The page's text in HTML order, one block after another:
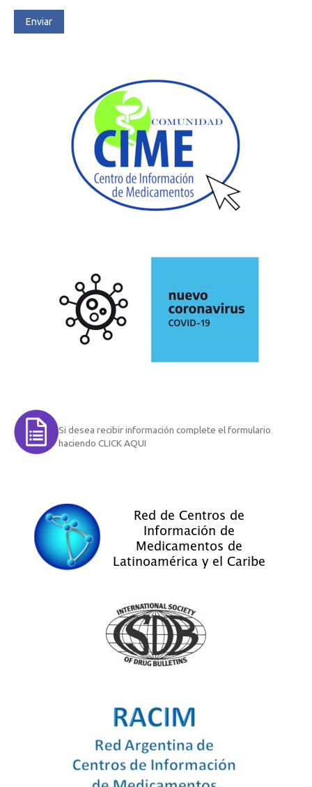
Enviar
Si desea recibir información complete el formulario
haciendo CLICK AQUI